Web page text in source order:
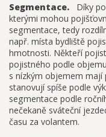
Segmentace.
Díky
kterými mohou
segmentace, tedy
např. místa bydliště
hmotnosti. Někteří
pojistného podle
s nízkým objemem mají
stanovují spíše podle
segmentace podle
nečekaně sváteční
času za volantem.